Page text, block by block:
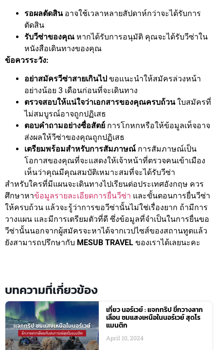
รอผลตัดสินอาจใช้เวลาหลายสัปดาห์กว่าจะได้รับการ
ตัดสิน
รับวีซ่าของคุณ หากได้รับการอนุมัติ คุณจะได้รับวีซ่าใน
หนังสือเดินทางของคุณ
ข้อควรระวัง:
อย่าสมัครวีซ่าสายเกินไป ขอแนะนำให้สมัครล่วงหน้า
อย่างน้อย 3 เดือนก่อนที่จะเดินทาง
ตรวจสอบให้แน่ใจว่าเอกสารของคุณครบถ้วนใบสมัครที่
ไม่สมบูรณ์อาจถูกปฏิเสธ
ตอบคำถามอย่างซื่อสัตย์ การโกหกหรือให้ข้อมูลเท็จอาจ
ส่งผลให้วีซ่าของคุณถูกปฏิเสธ
เตรียมพร้อมสำหรับการสัมภาษณ์ การสัมภาษณ์เป็น
โอกาสของคุณที่จะแสดงให้เจ้าหน้าที่ตรวจคนเข้าเมือง
เห็นว่าคุณมีคุณสมบัติเหมาะสมที่จะได้รับวีซ่า
สำหรับใครที่มีแผนจะเดินทางไปเรียนต่อประเทศอังกฤษ ควร
ศึกษาหาข้อมูลรายละเอียดการยื่นวีซ่า และขั้นตอนการยื่นวีซ่า
ให้ครบถ้วน แล้วจะรู้ว่าการขอวีซ่านั้นไม่ใช่เรื่องยาก ถ้ามีการ
วางแผน และมีการเตรียมตัวที่ดี ซึ่งข้อมูลที่จำเป็นในการยื่นขอ
วีซ่านั้นนอกจากผู้สมัครจะหาได้จากเวปไซส์ของสถานทูตแล้ว
ยังสามารถปรึกษากับ MESUB TRAVEL ของเราได้เลยนะคะ
บทความที่เกี่ยวข้อง
เที่ยว นอร์เวย์ : แจกทริป ขี่กวางลาก
เลื่อน ชมแสงเหนือในนอร์เวย์ สุดโร
แมนติก
April 10, 2024